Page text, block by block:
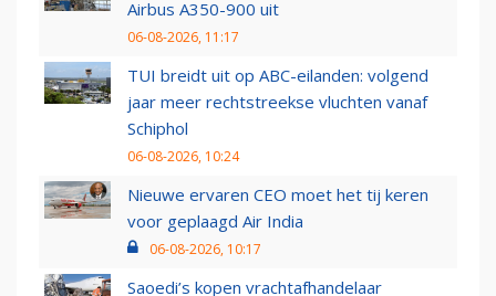
Airbus A350-900 uit
06-08-2026, 11:17
TUI breidt uit op ABC-eilanden: volgend
jaar meer rechtstreekse vluchten vanaf
Schiphol
06-08-2026, 10:24
Nieuwe ervaren CEO moet het tij keren
voor geplaagd Air India
06-08-2026, 10:17
Saoedi’s kopen vrachtafhandelaar